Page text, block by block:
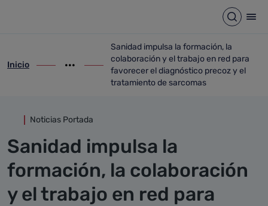
Abrir
ir-a inicio
Inicio
Mostrar opciones del camino de migas
ir-a Sanidad impulsa la formación, la
Sanidad impulsa la formación, la
colaboración y el trabajo en red para
favorecer el diagnóstico precoz y el
tratamiento de sarcomas
Noticias Portada
Sanidad impulsa la
formación, la colaboración
y el trabajo en red para